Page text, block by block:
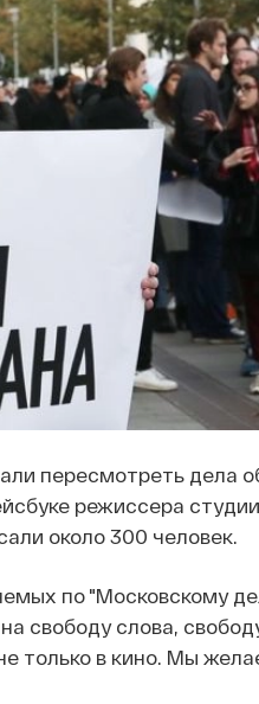
пересмотреть дела
режиссера
около 300 человек.
по "Московскому
свободу слова,
только в кино. Мы